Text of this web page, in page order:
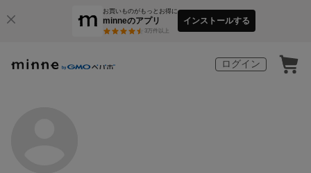
お買いものがもっとお得に
minneのアプリ
3万件以上
インストールする
ログイン